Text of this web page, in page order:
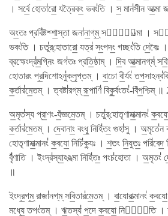
। সর্বে॒ হোতা॑রো॒ যত্রৈকং॒ ভবং॑তি । স॒ মান॑সীন
অং॒তঃ প্রবি॑ষ্টশ্শা॒স্তা জনা॑না॒গ্​ম্॒ সর্বা᳚ত্মা ।
ভবং॑তি । চতু॑র্​হোতারো॒ যত্র॑ সং॒পদং॒ গচ্ছং॑তি দে॒বৈঃ ।
ব্রহ্মেংদ্র॑ম॒গ্নিং জগ॑তঃ প্রতি॒ষ্ঠাম্ । দি॒ব
হোতারং প্র॒দিশোঽনু॑ক্লৃ॒প্তম্ । বা॒চো বী॒র্যং॑
ক॒র্তার॑মে॒তম্ । ত্বষ্টা॑রগ্​ম্ রূ॒পাণি॑ বিকু॒র্বংতং॑-বিঁপ॒শ্চিম্
অ॒মৃত॑স্য প্রা॒ণং-যঁ॒জ্ঞমে॒তম্ । চতু॑র্​হোতৃণামা॒ত্মানং॑
ক॒র্তার॑মে॒তম্ । দে॒বানাং॒ বংধু॒ নিহি॑তং॒ গুহা॑সু ।
হোতৃণামা॒ত্মানং॑ ক॒বযো॒ নিচি॑ক্যুঃ । শ॒তং নি॒যুতঃ॒ পরি॑বেদ॒
বৃঁ॑ণাতি । ইংদ্র॑স্যা॒ঽঽত্মা নিহি॑তঃ॒ পংচ॑হোতা ।
॥
ইংদ্র॒গ্​ম্॒ রাজা॑নগ্​ম্ সবি॒তার॑মে॒তম্ । বা॒যোরা॒ত্মানং॑ ক॒বযো॒
মধ্যে॒ তপং॑তম্ । ঋ॒তস্য॑ প॒দে ক॒বযো॒ নিপাং᳚তি ।